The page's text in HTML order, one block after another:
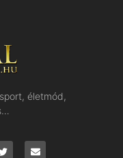
életmód,